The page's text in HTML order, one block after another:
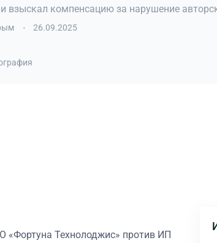
компенсацию за нарушение
26.09.2025
Технолоджис» против ИП